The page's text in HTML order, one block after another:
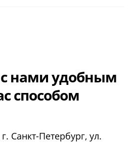
намиудобным
способом
Санкт-Петербург, ул.